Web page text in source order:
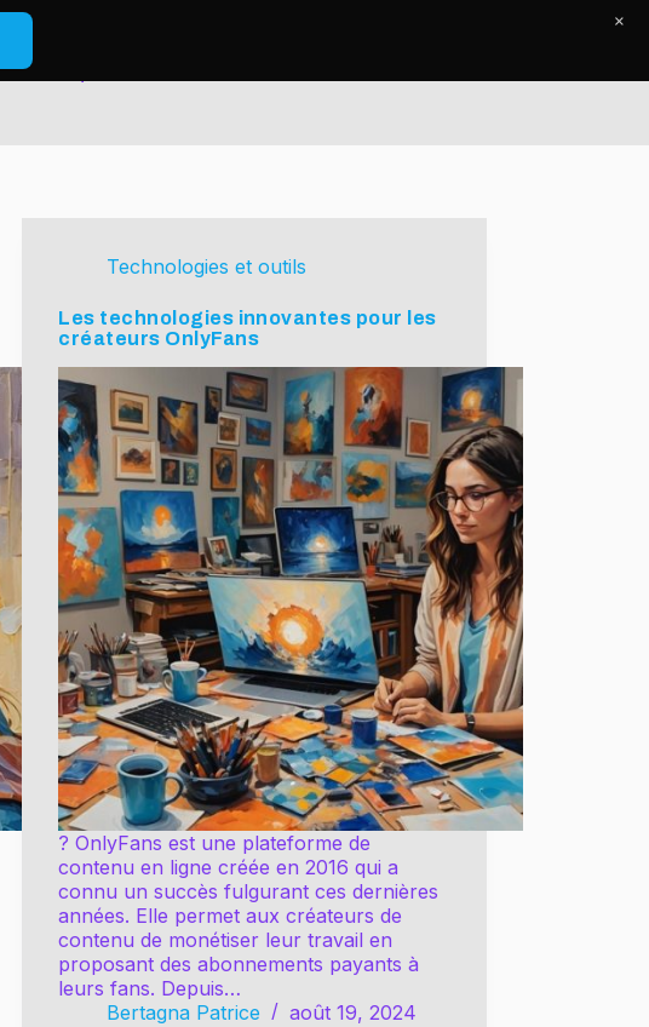
Technologies et outils
Les technologies innovantes pour les
créateurs OnlyFans
? OnlyFans est une plateforme de
contenu en ligne créée en 2016 qui a
connu un succès fulgurant ces dernières
années. Elle permet aux créateurs de
contenu de monétiser leur travail en
proposant des abonnements payants à
leurs fans. Depuis…
Bertagna Patrice
août 19, 2024
×